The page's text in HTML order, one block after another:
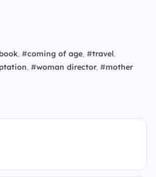
, #coming of age, #travel,
, #woman director, #mother